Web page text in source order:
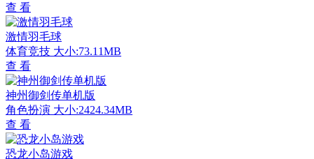
查 看
激情羽毛球
体育竞技 大小:73.11MB
查 看
神州御剑传单机版
角色扮演 大小:2424.34MB
查 看
恐龙小岛游戏